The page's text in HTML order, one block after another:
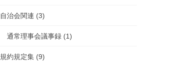
自治会関連 (3)
通常理事会議事録 (1)
規約規定集 (9)